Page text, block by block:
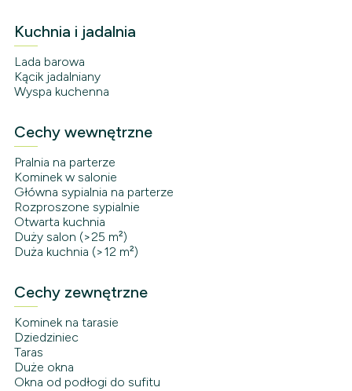
Kuchnia i jadalnia
Lada barowa
Kącik jadalniany
Wyspa kuchenna
Cechy wewnętrzne
Pralnia na parterze
Kominek w salonie
Główna sypialnia na parterze
Rozproszone sypialnie
Otwarta kuchnia
Duży salon (>25 m²)
Duża kuchnia (>12 m²)
Cechy zewnętrzne
Kominek na tarasie
Dziedziniec
Taras
Duże okna
Okna od podłogi do sufitu